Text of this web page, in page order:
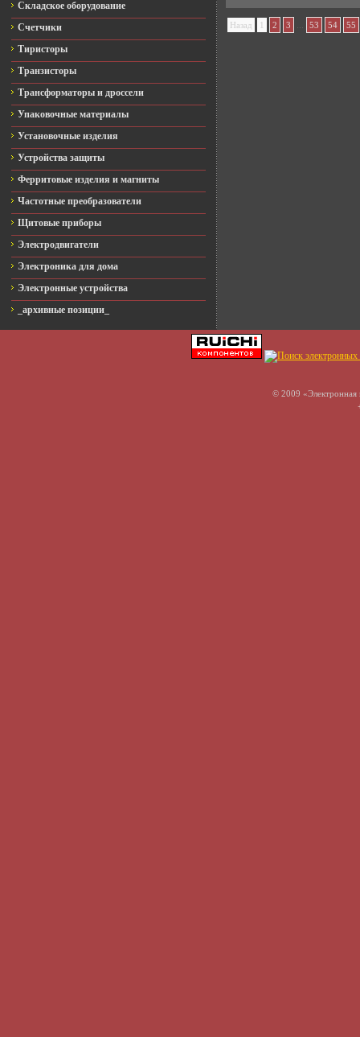
Складское оборудование
Счетчики
Тиристоры
Транзисторы
Трансформаторы и дроссели
Упаковочные материалы
Установочные изделия
Устройства защиты
Ферритовые изделия и магниты
Частотные преобразователи
Щитовые приборы
Электродвигатели
Электроника для дома
Электронные устройства
_архивные позиции_
Назад 1 2 3 ... 53 54 55
© 2009